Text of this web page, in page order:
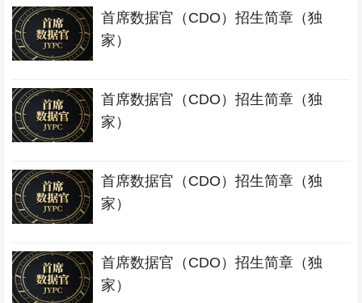
首席数据官（CDO）招生简章（独
家）
首席数据官（CDO）招生简章（独
家）
首席数据官（CDO）招生简章（独
家）
首席数据官（CDO）招生简章（独
家）